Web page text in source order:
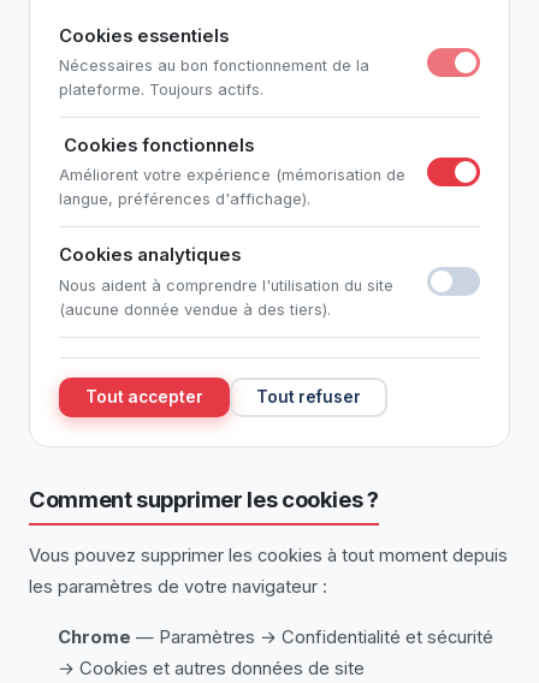
Cookies essentiels
Nécessaires au bon fonctionnement de la
plateforme. Toujours actifs.
️ Cookies fonctionnels
Améliorent votre expérience (mémorisation de
langue, préférences d'affichage).
Cookies analytiques
Nous aident à comprendre l'utilisation du site
(aucune donnée vendue à des tiers).
Tout accepter Tout refuser
Comment supprimer les cookies ?
Vous pouvez supprimer les cookies à tout moment depuis
les paramètres de votre navigateur :
Chrome — Paramètres → Confidentialité et sécurité
→ Cookies et autres données de site